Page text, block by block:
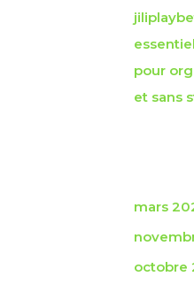
pour
et sans
mars
octobre